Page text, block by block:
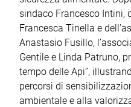
sindaco Francesco Intini,
Francesca Tinella e
Anastasio Fusillo,
Gentile e Linda Patruno,
tempo delle Api”,
percorsi di
ambientale e alla